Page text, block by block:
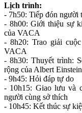
Lịch trình:
- 7h50: Tiếp đón người
- 8h00: Giới thiệu sự
của VACA
- 8h20: Trao giải
VACA
- 8h30: Thuyết trình:
rộng của Albert Einstein
- 9h45: Hỏi đáp tự do
- 10h15: Giao lưu và
người cùng sở thích
- 10h45: Kết thúc sự